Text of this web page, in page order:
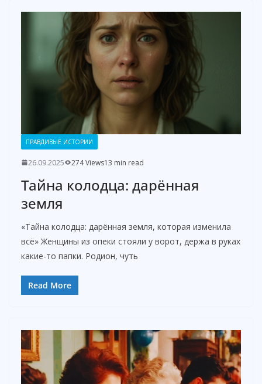
ПРАВДИВЫЕ ИСТОРИИ
26.09.2025 274 Views13 min read
Тайна колодца: дарённая
земля
«Тайна колодца: дарённая земля, которая изменила
всё» Женщины из опеки стояли у ворот, держа в руках
какие-то папки. Родион, чуть
Read More